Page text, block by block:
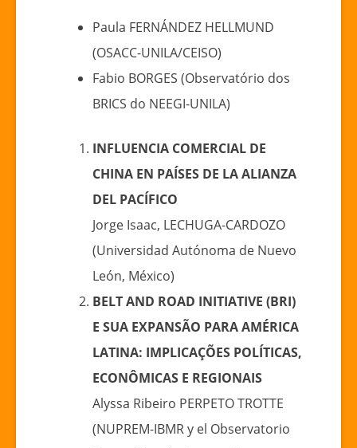
Paula FERNÁNDEZ HELLMUND
(OSACC-UNILA/CEISO)
Fabio BORGES (Observatório dos
BRICS do NEEGI-UNILA)
INFLUENCIA COMERCIAL DE
CHINA EN PAÍSES DE LA ALIANZA
DEL PACÍFICO
Jorge Isaac, LECHUGA-CARDOZO
(Universidad Autónoma de Nuevo
León, México)
BELT AND ROAD INITIATIVE (BRI)
E SUA EXPANSÃO PARA AMÉRICA
LATINA: IMPLICAÇÕES POLÍTICAS,
ECONÔMICAS E REGIONAIS
Alyssa Ribeiro PERPETO TROTTE
(NUPREM-IBMR y el Observatorio